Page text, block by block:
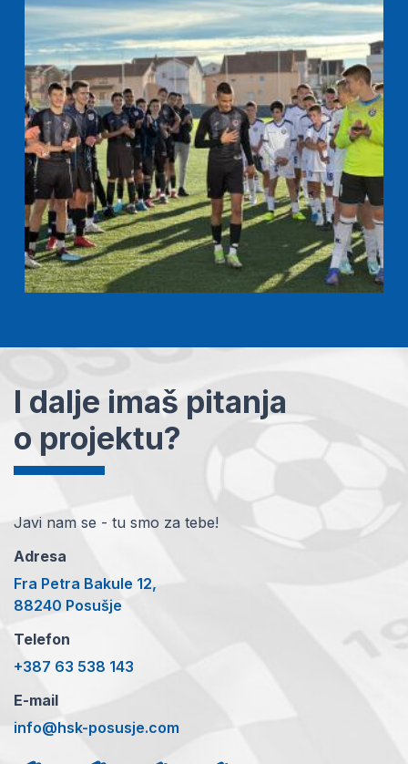
I dalje imaš pitanja
o projektu?
Javi nam se - tu smo za tebe!
Adresa
Fra Petra Bakule 12,
88240 Posušje
Telefon
+387 63 538 143
E-mail
info@hsk-posusje.com